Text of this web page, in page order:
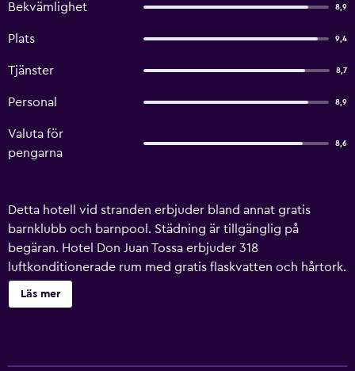
Bekvämlighet 8,9
Plats 9,4
Tjänster 8,7
Personal 8,9
Valuta för
pengarna
8,6
Detta hotell vid stranden erbjuder bland annat gratis
barnklubb och barnpool. Städning är tillgänglig på
begäran. Hotel Don Juan Tossa erbjuder 318
luftkonditionerade rum med gratis flaskvatten och hårtork.
På tv:n kan du se satellitkanaler. Badrummen har badkar
eller dusch med djupa badkar. Detta hotell i Tossa de Mar
Läs mer